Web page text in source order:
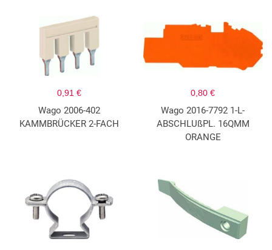
0,91 €
Wago 2006-402
KAMMBRÜCKER 2-FACH
0,80 €
Wago 2016-7792 1-L-
ABSCHLUßPL. 16QMM
ORANGE